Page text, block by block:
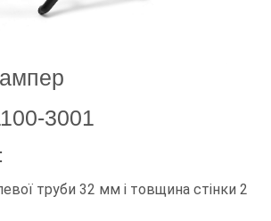
3001
труби 32 мм і товщина стінки 2